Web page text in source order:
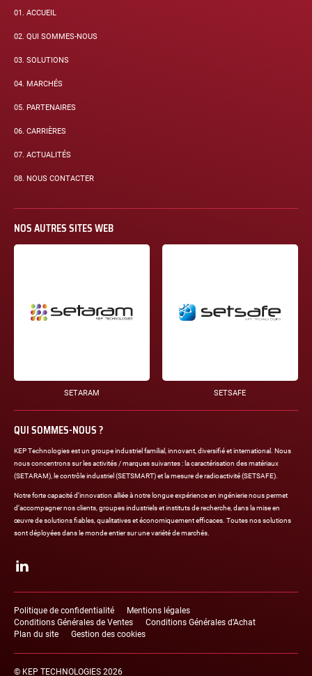
01. ACCUEIL
02. QUI SOMMES-NOUS
03. SOLUTIONS
04. MARCHÉS
05. PARTENAIRES
06. CARRIÈRES
07. ACTUALITÉS
08. NOUS CONTACTER
NOS AUTRES SITES WEB
SETARAM SETSAFE
QUI SOMMES-NOUS ?
KEP Technologies est un groupe industriel familial, innovant, diversifié et international. Nous
nous concentrons sur les activités / marques suivantes : la caractérisation des matériaux
(SETARAM), le contrôle industriel (SETSMART) et la mesure de radioactivité (SETSAFE).
Notre forte capacité d’innovation alliée à notre longue expérience en ingénierie nous permet
d’accompagner nos clients, groupes industriels et instituts de recherche, dans la mise en
œuvre de solutions fiables, qualitatives et économiquement efficaces. Toutes nos solutions
sont déployées dans le monde entier sur une variété de marchés.
sociaux
légaux
Politique de confidentialité
Mentions légales
Conditions Générales de Ventes
Conditions Générales d’Achat
Plan du site
Gestion des cookies
© KEP TECHNOLOGIES 2026